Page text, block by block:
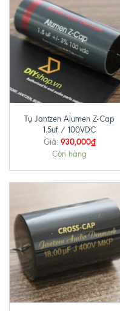
Tụ Jantzen Alumen Z-Cap
1.5uf / 100VDC
Giá: 930,000₫
Còn hàng